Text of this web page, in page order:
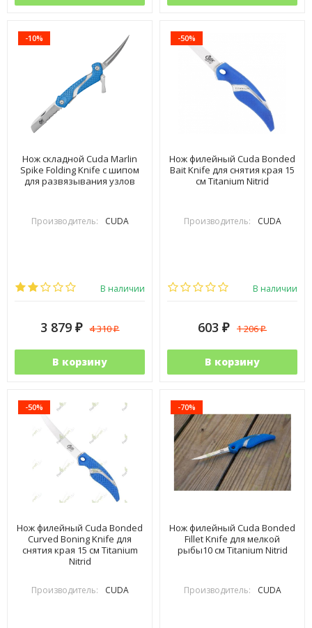
-10%
Нож складной Cuda Marlin
Spike Folding Knife с шипом
для развязывания узлов
Производитель: CUDA
В наличии
3 879 ₽ 4 310₽
В корзину
-50%
Нож филейный Cuda Bonded
Bait Knife для снятия края 15
см Titanium Nitrid
Производитель: CUDA
В наличии
603 ₽ 1 206₽
В корзину
-50%
Нож филейный Cuda Bonded
Curved Boning Knife для
снятия края 15 см Titanium
Nitrid
Производитель: CUDA
-70%
Нож филейный Cuda Bonded
Fillet Knife для мелкой
рыбы10 см Titanium Nitrid
Производитель: CUDA